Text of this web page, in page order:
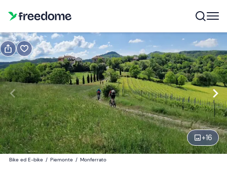
+16
Prenota Regala
Navigate
forward
to
interact
with
the
Modifica
09:30 Modifica
Adulti
85 €
1
Bike ed E-bike / Piemonte / Monferrato